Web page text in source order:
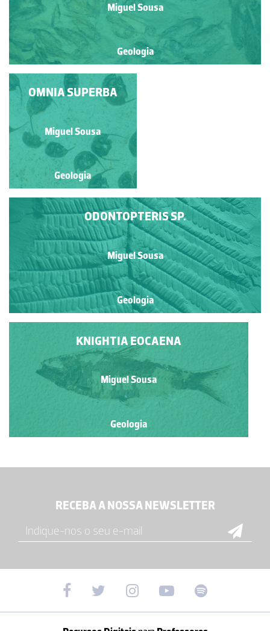
Miguel Sousa
Geologia
MIOPLOSUS
LABRACOIDES
Miguel Sousa
Geologia
ODONTOPTERIS SP.
Miguel Sousa
Geologia
OMNIA SUPERBA
Miguel Sousa
Geologia
KNIGHTIA EOCAENA
Miguel Sousa
Geologia
RECEBA A NOSSA NEWSLETTER